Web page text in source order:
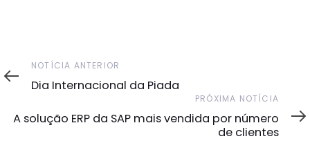
Notícia
Anterior
NOTÍCIA ANTERIOR
Dia Internacional da Piada
Notícia
PRÓXIMA NOTÍCIA
A solução ERP da SAP mais vendida por número
de clientes